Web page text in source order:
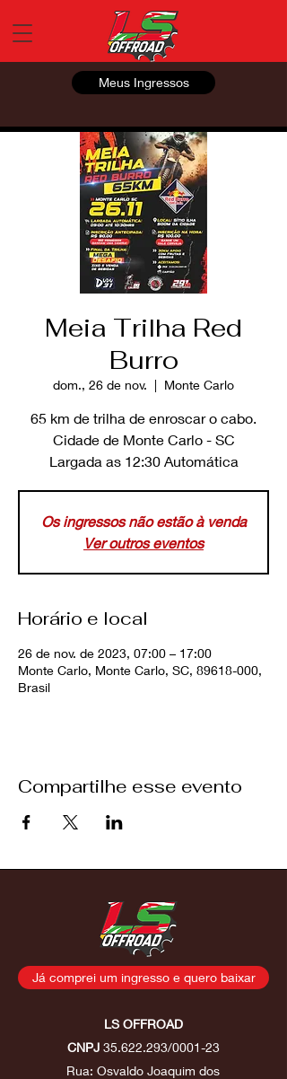
Meus Ingressos
Meia Trilha Red
Burro
dom., 26 de nov.
  |
Monte Carlo
65 km de trilha de enroscar o cabo.
Cidade de Monte Carlo - SC
Largada as 12:30 Automática
Os ingressos não estão à venda
Ver outros eventos
Horário e local
26 de nov. de 2023, 07:00 – 17:00
Monte Carlo, Monte Carlo, SC, 89618-000,
Brasil
Compartilhe esse evento
Já comprei um ingresso e quero baixar
LS OFFROAD
CNPJ 35.622.293/0001-23
Rua: Osvaldo Joaquim dos